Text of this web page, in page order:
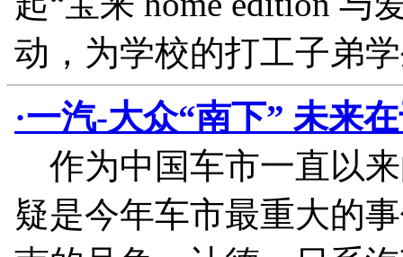
动，为学校的打工子弟
·一汽-大众“南下” 未来
作为中国车市一直以
疑是今年车市最重大的